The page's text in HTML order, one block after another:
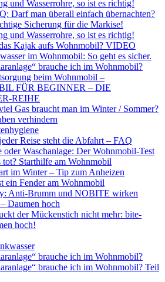
und Wasserrohre, so ist es richtig!
Darf man überall einfach übernachten?
Sicherung für die Markise!
und Wasserrohre, so ist es richtig!
Kajak aufs Wohnmobil? VIDEO
im Wohnmobil: So geht es sicher.
brauche ich im Wohnmobil?
beim Wohnmobil –
FÜR BEGINNER – DIE
REIHE
Gas braucht man im Winter / Sommer?
verhindern
Reise steht die Abfahrt – FAQ
oder Waschanlage: Der Wohnmobil-Test
Starthilfe am Wohnmobil
im Winter – Tip zum Anheizen
ein Fender am Wohnmobil
Anti-Brumm und NOBITE wirken
Daumen hoch
der Mückenstich nicht mehr: bite-
hoch!
brauche ich im Wohnmobil?
brauche ich im Wohnmobil? Teil